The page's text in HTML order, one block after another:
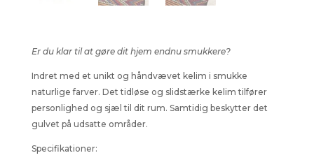
Er du klar til at gøre dit hjem endnu smukkere?
Indret med et unikt og håndvævet kelim i smukke
naturlige farver. Det tidløse og slidstærke kelim tilfører
personlighed og sjæl til dit rum. Samtidig beskytter det
gulvet på udsatte områder.
Specifikationer: